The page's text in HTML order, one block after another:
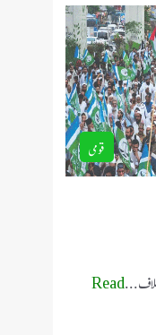
قومی
...
Read